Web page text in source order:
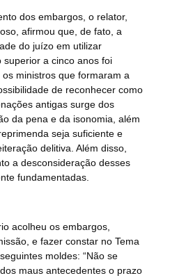
dos embargos, o relator,
afirmou que, de fato, a
do juízo em utilizar
a cinco anos foi
ministros que formaram a
de reconhecer como
antigas surge dos
da pena e da isonomia, além
seja suficiente e
delitiva. Além disso,
a desconsideração desses
fundamentadas.
acolheu os embargos,
e fazer constar no Tema
moldes: “Não se
maus antecedentes o prazo